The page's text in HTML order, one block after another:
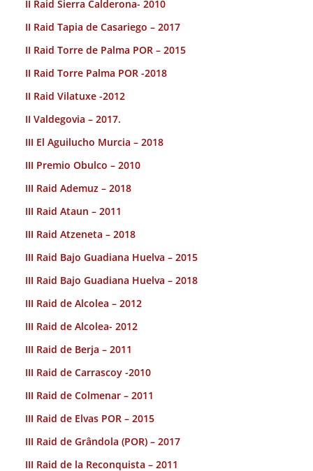
II Raid Sierra Calderona- 2010
II Raid Tapia de Casariego – 2017
II Raid Torre de Palma POR – 2015
II Raid Torre Palma POR -2018
II Raid Vilatuxe -2012
II Valdegovia – 2017.
III El Aguilucho Murcia – 2018
III Premio Obulco – 2010
III Raid Ademuz – 2018
III Raid Ataun – 2011
III Raid Atzeneta – 2018
III Raid Bajo Guadiana Huelva – 2015
III Raid Bajo Guadiana Huelva – 2018
III Raid de Alcolea – 2012
III Raid de Alcolea- 2012
III Raid de Berja – 2011
III Raid de Carrascoy -2010
III Raid de Colmenar – 2011
III Raid de Elvas POR – 2015
III Raid de Grândola (POR) – 2017
III Raid de la Reconquista – 2011